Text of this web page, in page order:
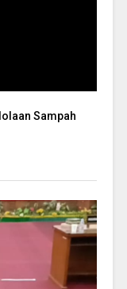
Sampah